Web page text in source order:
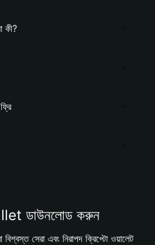
কী?
ডাউনলোড করুন
বিশ্বস্ত সেরা এবং নিরাপদ ক্রিপ্টো ওয়ালেট